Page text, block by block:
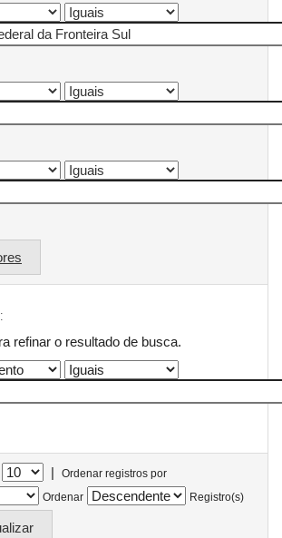
refinar o resultado de busca.
|
Ordenar registros por
Ordenar
Registro(s)